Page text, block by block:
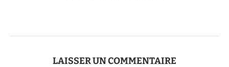
LAISSER UN COMMENTAIRE